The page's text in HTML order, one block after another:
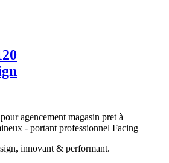
innovant & performant.